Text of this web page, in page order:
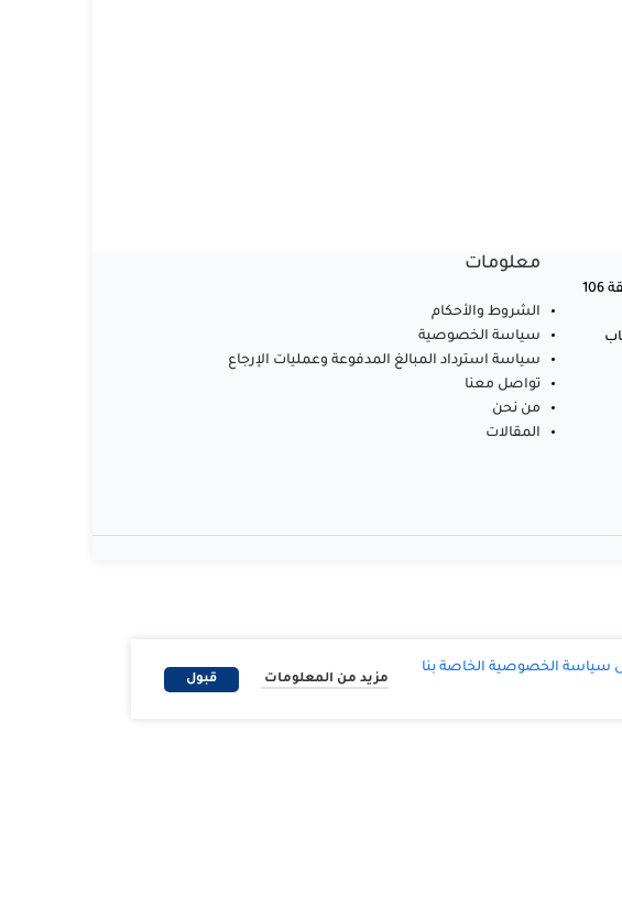
الادارة : 53 ش جسر السويس عمارات الفاروقية ج2 شقة 106
معلومات
الشروط والأحكام
سياسة الخصوصية
سياسة استرداد المبالغ المدفوعة وعمليات الإرجاع
تواصل معنا
من نحن
المقالات
سياسة الخصوصية الخاصة بنا
مزيد من المعلومات قبول